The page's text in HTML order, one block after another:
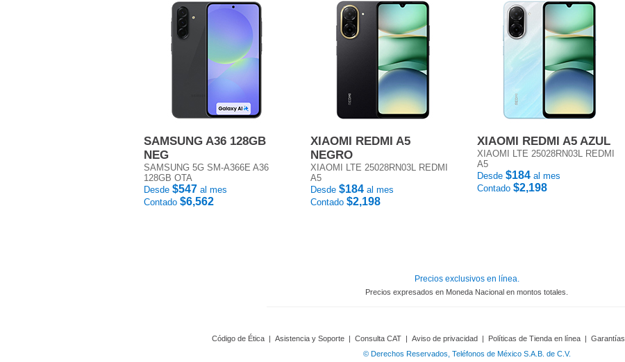
SAMSUNG A36 128GB
NEG
SAMSUNG 5G SM-A366E A36
128GB OTA
Desde $547 al mes
Contado $6,562
XIAOMI REDMI A5
NEGRO
XIAOMI LTE 25028RN03L REDMI
A5
Desde $184 al mes
Contado $2,198
XIAOMI REDMI A5 AZUL
XIAOMI LTE 25028RN03L REDMI
A5
Desde $184 al mes
Contado $2,198
Precios exclusivos en línea.
Precios expresados en Moneda Nacional en montos totales.
Código de Ética | Asistencia y Soporte | Consulta CAT | Aviso de privacidad | Políticas de Tienda en línea | Garantías
© Derechos Reservados, Teléfonos de México S.A.B. de C.V.